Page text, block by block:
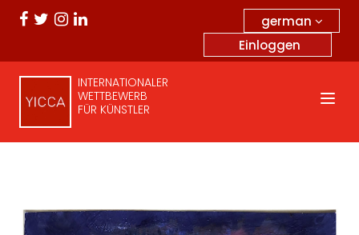
german
Einloggen
INTERNATIONALER
WETTBEWERB
FÜR KÜNSTLER